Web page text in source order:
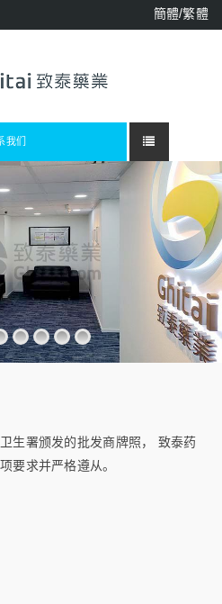
簡體/繁體
我们
生署颁发的批发商牌照， 致泰药
要求并严格遵从。